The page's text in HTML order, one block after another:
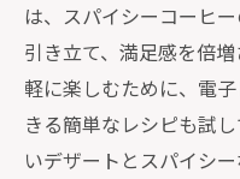
は、スパイシーコーヒ
引き立て、満足感を倍
軽に楽しむために、電
きる簡単なレシピも試
いデザートとスパイシ